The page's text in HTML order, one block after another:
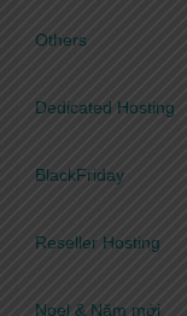
Others
Dedicated Hosting
BlackFriday
Reseller Hosting
Noel & Năm mới